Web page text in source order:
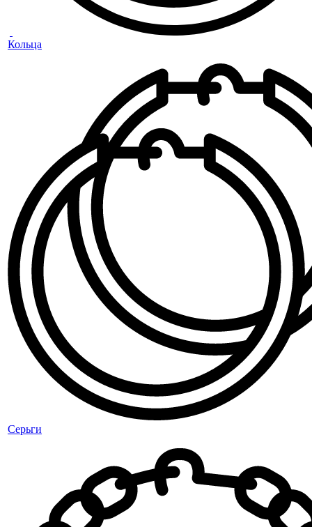
Кольца
Серьги